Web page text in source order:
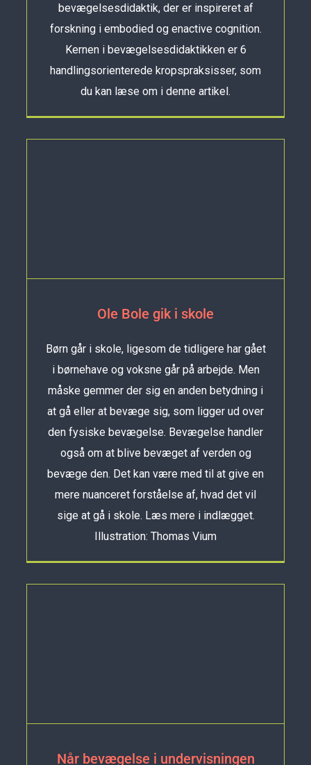
bevægelsesdidaktik, der er inspireret af
forskning i embodied og enactive cognition.
Kernen i bevægelsesdidaktikken er 6
handlingsorienterede kropspraksisser, som
du kan læse om i denne artikel.
Ole Bole gik i skole
Børn går i skole, ligesom de tidligere har gået
i børnehave og voksne går på arbejde. Men
måske gemmer der sig en anden betydning i
at gå eller at bevæge sig, som ligger ud over
den fysiske bevægelse. Bevægelse handler
også om at blive bevæget af verden og
bevæge den. Det kan være med til at give en
mere nuanceret forståelse af, hvad det vil
sige at gå i skole. Læs mere i indlægget.
Illustration: Thomas Vium
Når bevægelse i undervisningen